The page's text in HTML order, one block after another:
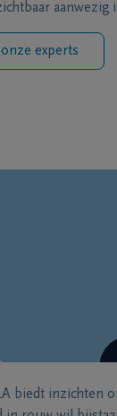
aanwezig
experts
biedt inzichten